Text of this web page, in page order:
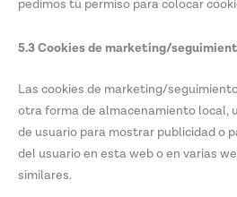
pedimos tu permiso para colocar
5.3 Cookies de marketing/
Las cookies de marketing/
otra forma de almacenamiento local,
de usuario para mostrar publicidad o
del usuario en esta web o en varias
similares.